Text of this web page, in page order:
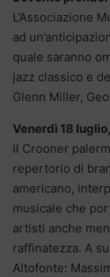
L’Associazione
ad
quale saranno
jazz classico e
Glenn Miller,
Venerdì 18
il Crooner
repertorio di
americano,
musicale che
artisti anche
raffinatezza. A
Altofonte: